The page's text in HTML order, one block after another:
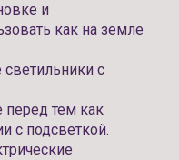
и
как на земле
светильники с
перед тем как
с подсветкой.